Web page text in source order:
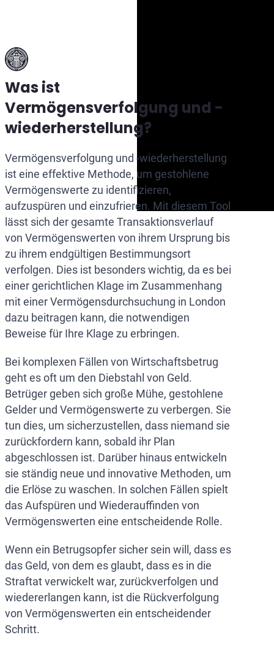
Was ist
Vermögensverfolgung und -
wiederherstellung?
Vermögensverfolgung und -wiederherstellung
ist eine effektive Methode, um gestohlene
Vermögenswerte zu identifizieren,
aufzuspüren und einzufrieren. Mit diesem Tool
lässt sich der gesamte Transaktionsverlauf
von Vermögenswerten von ihrem Ursprung bis
zu ihrem endgültigen Bestimmungsort
verfolgen. Dies ist besonders wichtig, da es bei
einer gerichtlichen Klage im Zusammenhang
mit einer Vermögensdurchsuchung in London
dazu beitragen kann, die notwendigen
Beweise für Ihre Klage zu erbringen.
Bei komplexen Fällen von Wirtschaftsbetrug
geht es oft um den Diebstahl von Geld.
Betrüger geben sich große Mühe, gestohlene
Gelder und Vermögenswerte zu verbergen. Sie
tun dies, um sicherzustellen, dass niemand sie
zurückfordern kann, sobald ihr Plan
abgeschlossen ist. Darüber hinaus entwickeln
sie ständig neue und innovative Methoden, um
die Erlöse zu waschen. In solchen Fällen spielt
das Aufspüren und Wiederauffinden von
Vermögenswerten eine entscheidende Rolle.
Wenn ein Betrugsopfer sicher sein will, dass es
das Geld, von dem es glaubt, dass es in die
Straftat verwickelt war, zurückverfolgen und
wiedererlangen kann, ist die Rückverfolgung
von Vermögenswerten ein entscheidender
Schritt.